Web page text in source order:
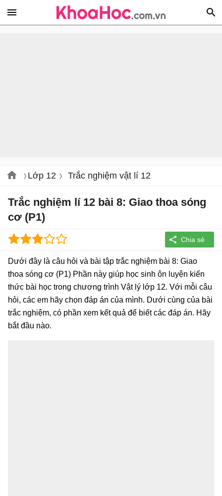
Lớp 12 Trắc nghiệm vật lí 12
Trắc nghiệm lí 12 bài 8: Giao thoa sóng
cơ (P1)
Dưới đây là câu hỏi và bài tập trắc nghiệm bài 8: Giao
thoa sóng cơ (P1) Phần này giúp học sinh ôn luyện kiến
thức bài học trong chương trình Vật lý lớp 12. Với mỗi câu
hỏi, các em hãy chọn đáp án của mình. Dưới cùng của bài
trắc nghiệm, có phần xem kết quả để biết các đáp án. Hãy
bắt đầu nào.